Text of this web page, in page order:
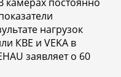
нагрузок
КВЕ и VEKA в
заявляет о 60